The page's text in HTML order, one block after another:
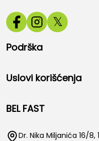
𝕏
Podrška
Uslovi korišćenja
BEL FAST
Dr. Nika Miljanića 16/8,